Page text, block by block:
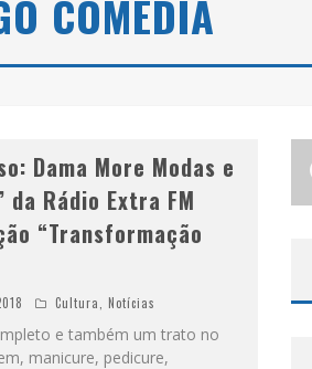
COMÉDIA
Dama More Modas e
da Rádio Extra FM
“Transformação
Cultura Notícias
e também um trato no
manicure, pedicure,